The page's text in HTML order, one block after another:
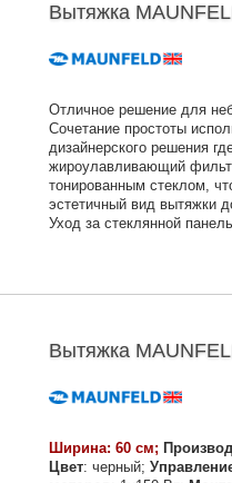
Вытяжка
Отличное решение для
Сочетание простоты
дизайнерского решения
жироулавливающий
тонированным стеклом,
эстетичный вид вытяжки
Уход за стеклянной
Вытяжка
Ширина: 60 см;
Цвет: черный;